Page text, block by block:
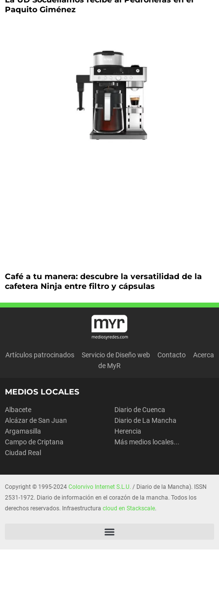
Paquito Giménez
Café a tu manera: descubre la versatilidad de la
cafetera Ninja entre filtro y cápsulas
Artículos patrocinados Servicio de Diseño web Contacto
Acerca
de MyR
MEDIOS LOCALES
Albacete
Alcázar de San Juan
Argamasilla
Campo de Criptana
Ciudad Real
Diario de Cuenca
Diario de La Mancha
Herencia
Más medios locales...
Copyright © 1995-2024 Colorvivo Internet S.L.U. / Diario de la Mancha). ISSN
2531-1972. Diario de información en el corazón de la mancha. Todos los
derechos reservados. Infraestructura cloud en Stackscale.